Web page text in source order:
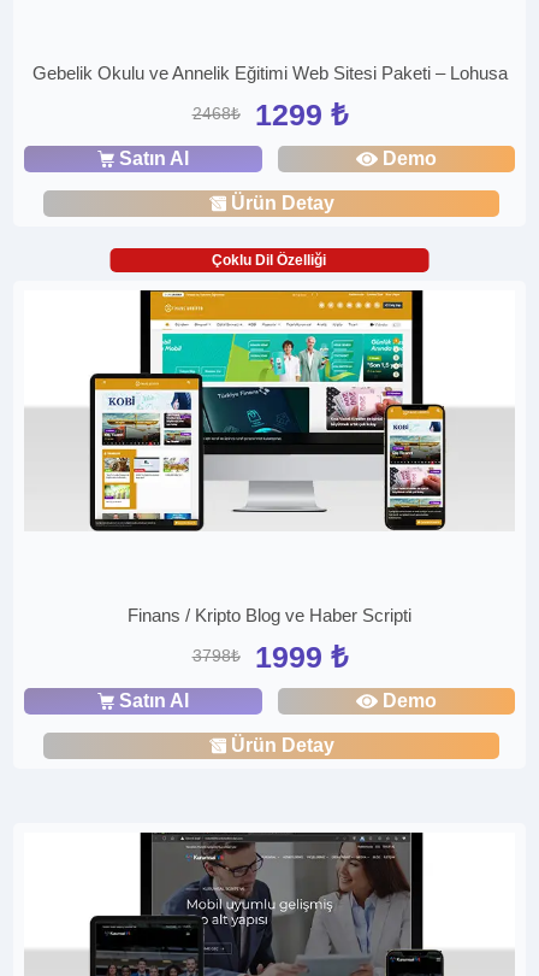
Gebelik Okulu ve Annelik Eğitimi Web Sitesi Paketi – Lohusa
2468₺ 1299 ₺
Satın Al Demo
Ürün Detay
Çoklu Dil Özelliği
Finans / Kripto Blog ve Haber Scripti
3798₺ 1999 ₺
Satın Al Demo
Ürün Detay